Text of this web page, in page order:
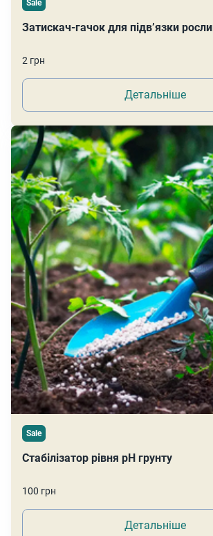
Sale
Затискач-гачок для підв’язки
2 грн
Детальніше
Sale
Стабілізатор рівня pH грунту
100 грн
Детальніше